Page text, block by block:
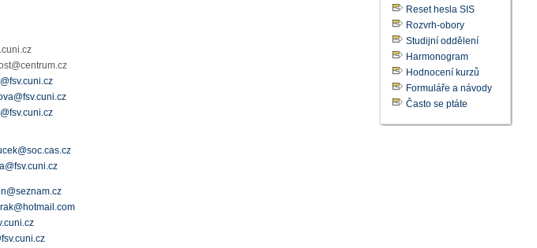
Reset hesla SIS
Rozvrh-obory
Studijní oddělení
Harmonogram
Hodnocení kurzů
Formuláře a návody
Často se ptáte